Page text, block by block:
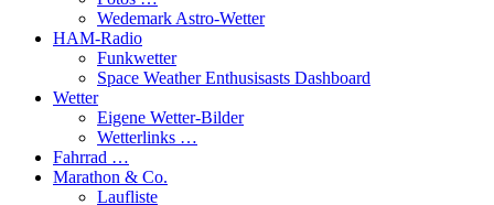
Wedemark Astro-Wetter
HAM-Radio
Funkwetter
Space Weather Enthusisasts Dashboard
Wetter
Eigene Wetter-Bilder
Wetterlinks …
Fahrrad …
Marathon & Co.
Laufliste